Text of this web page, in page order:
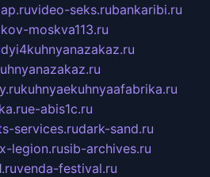
video-seks.rubankaribi.ru
moskva113.ru
kuhnyaekuhnyaafabrika.ru
e-abis1c.ru
services.rudark-sand.ru
x-legion.rusib-archives.ru
venda-festival.ru